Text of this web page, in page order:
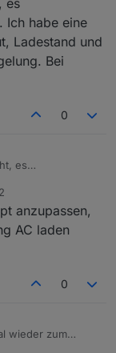
Script
batterie, einer
da spinnt
regelt, und den
es
Ich habe eine
Ladestand und
Bei
0
es
Ladestand und
anzupassen,
AC laden
0
wieder zum